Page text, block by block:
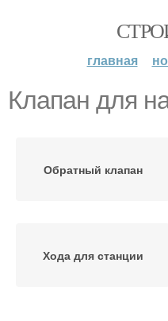
главная
Клапан для
Обратный клапан
Хода для станции